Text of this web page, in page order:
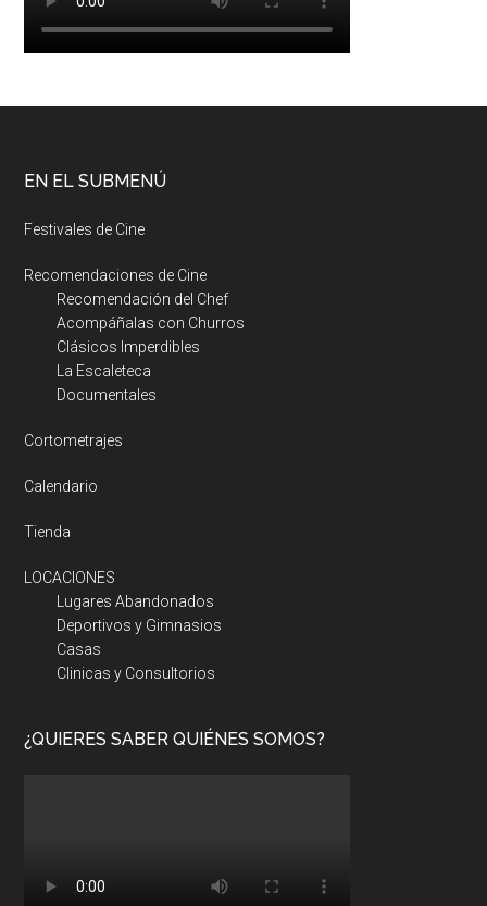
EN EL SUBMENÚ
Festivales de Cine
Recomendaciones de Cine
Recomendación del Chef
Acompáñalas con Churros
Clásicos Imperdibles
La Escaleteca
Documentales
Cortometrajes
Calendario
Tienda
LOCACIONES
Lugares Abandonados
Deportivos y Gimnasios
Casas
Clinicas y Consultorios
¿QUIERES SABER QUIÉNES SOMOS?